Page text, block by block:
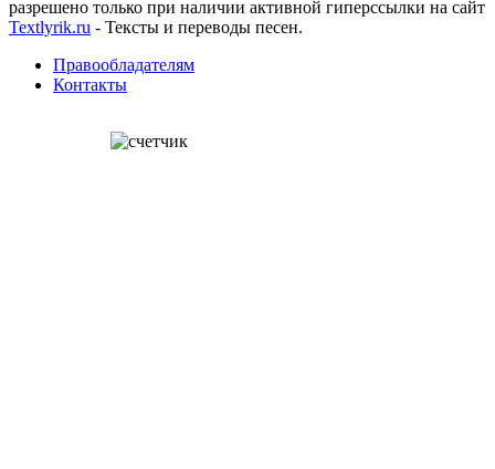
разрешено только при наличии активной гиперссылки на сайт
Textlyrik.ru - Тексты и переводы песен.
Правообладателям
Контакты